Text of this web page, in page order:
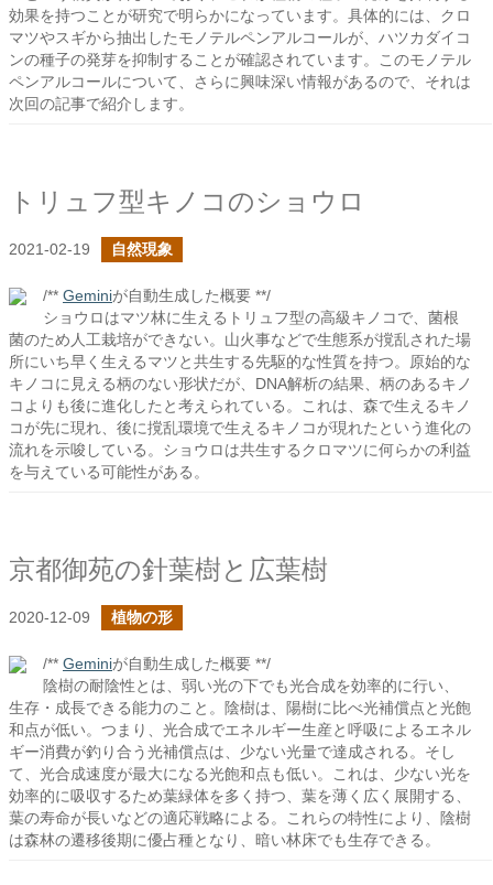
効果を持つことが研究で明らかになっています。具体的には、クロ
マツやスギから抽出したモノテルペンアルコールが、ハツカダイコ
ンの種子の発芽を抑制することが確認されています。このモノテル
ペンアルコールについて、さらに興味深い情報があるので、それは
次回の記事で紹介します。
トリュフ型キノコのショウロ
2021-02-19 自然現象
/** Geminiが自動生成した概要 **/
ショウロはマツ林に生えるトリュフ型の高級キノコで、菌根
菌のため人工栽培ができない。山火事などで生態系が撹乱された場
所にいち早く生えるマツと共生する先駆的な性質を持つ。原始的な
キノコに見える柄のない形状だが、DNA解析の結果、柄のあるキノ
コよりも後に進化したと考えられている。これは、森で生えるキノ
コが先に現れ、後に撹乱環境で生えるキノコが現れたという進化の
流れを示唆している。ショウロは共生するクロマツに何らかの利益
を与えている可能性がある。
京都御苑の針葉樹と広葉樹
2020-12-09 植物の形
/** Geminiが自動生成した概要 **/
陰樹の耐陰性とは、弱い光の下でも光合成を効率的に行い、
生存・成長できる能力のこと。陰樹は、陽樹に比べ光補償点と光飽
和点が低い。つまり、光合成でエネルギー生産と呼吸によるエネル
ギー消費が釣り合う光補償点は、少ない光量で達成される。そし
て、光合成速度が最大になる光飽和点も低い。これは、少ない光を
効率的に吸収するため葉緑体を多く持つ、葉を薄く広く展開する、
葉の寿命が長いなどの適応戦略による。これらの特性により、陰樹
は森林の遷移後期に優占種となり、暗い林床でも生存できる。